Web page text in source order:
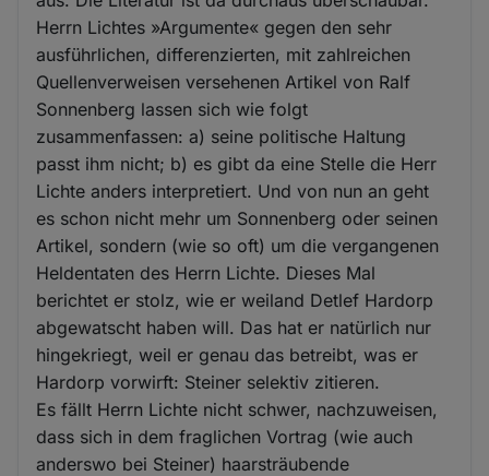
Herrn Lichtes »Argumente« gegen den sehr
ausführlichen, differenzierten, mit zahlreichen
Quellenverweisen versehenen Artikel von Ralf
Sonnenberg lassen sich wie folgt
zusammenfassen: a) seine politische Haltung
passt ihm nicht; b) es gibt da eine Stelle die Herr
Lichte anders interpretiert. Und von nun an geht
es schon nicht mehr um Sonnenberg oder seinen
Artikel, sondern (wie so oft) um die vergangenen
Heldentaten des Herrn Lichte. Dieses Mal
berichtet er stolz, wie er weiland Detlef Hardorp
abgewatscht haben will. Das hat er natürlich nur
hingekriegt, weil er genau das betreibt, was er
Hardorp vorwirft: Steiner selektiv zitieren.
Es fällt Herrn Lichte nicht schwer, nachzuweisen,
dass sich in dem fraglichen Vortrag (wie auch
anderswo bei Steiner) haarsträubende